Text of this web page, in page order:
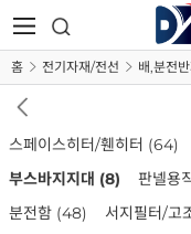
홈 전기자재/전선 배,분전
스페이스히터/휀히터 (64)
부스바지지대 (8) 판넬용
분전함 (48) 서지필터/고